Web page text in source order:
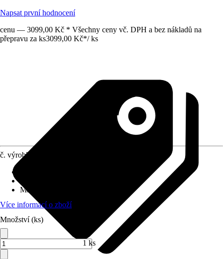
Napsat první hodnocení
cenu — 3099,00 Kč * Všechny ceny vč. DPH a bez nákladů na
přepravu za ks3099,00 Kč*/ ks
č. výrobku
Materiál
Více informací o zboží
Množství (ks)
1 ks